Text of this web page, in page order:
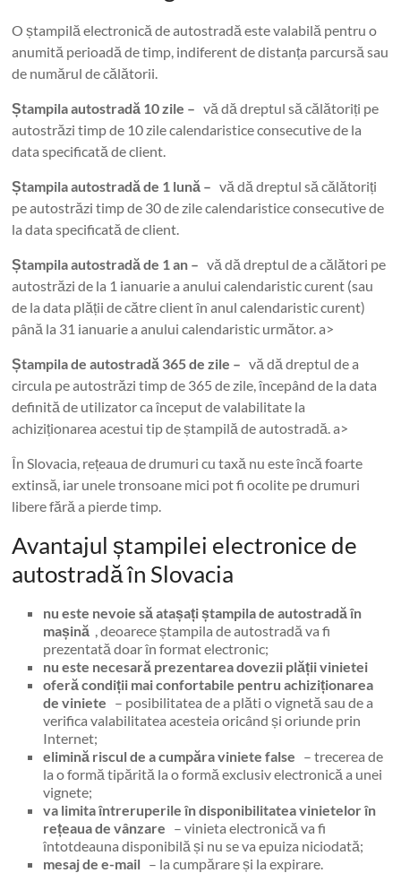
O ștampilă electronică de autostradă este valabilă pentru o
anumită perioadă de timp, indiferent de distanța parcursă sau
de numărul de călătorii.
Ștampila autostradă 10 zile – vă dă dreptul să călătoriți pe
autostrăzi timp de 10 zile calendaristice consecutive de la
data specificată de client.
Ștampila autostradă de 1 lună – vă dă dreptul să călătoriți
pe autostrăzi timp de 30 de zile calendaristice consecutive de
la data specificată de client.
Ștampila autostradă de 1 an – vă dă dreptul de a călători pe
autostrăzi de la 1 ianuarie a anului calendaristic curent (sau
de la data plății de către client în anul calendaristic curent)
până la 31 ianuarie a anului calendaristic următor. a>
Ștampila de autostradă 365 de zile – vă dă dreptul de a
circula pe autostrăzi timp de 365 de zile, începând de la data
definită de utilizator ca început de valabilitate la
achiziționarea acestui tip de ștampilă de autostradă. a>
În Slovacia, rețeaua de drumuri cu taxă nu este încă foarte
extinsă, iar unele tronsoane mici pot fi ocolite pe drumuri
libere fără a pierde timp.
Avantajul ștampilei electronice de
autostradă în Slovacia
nu este nevoie să atașați ștampila de autostradă în
mașină , deoarece ștampila de autostradă va fi
prezentată doar în format electronic;
nu este necesară prezentarea dovezii plății vinietei
oferă condiții mai confortabile pentru achiziționarea
de viniete – posibilitatea de a plăti o vignetă sau de a
verifica valabilitatea acesteia oricând și oriunde prin
Internet;
elimină riscul de a cumpăra viniete false – trecerea de
la o formă tipărită la o formă exclusiv electronică a unei
vignete;
va limita întreruperile în disponibilitatea vinietelor în
rețeaua de vânzare – vinieta electronică va fi
întotdeauna disponibilă și nu se va epuiza niciodată;
mesaj de e-mail – la cumpărare și la expirare.